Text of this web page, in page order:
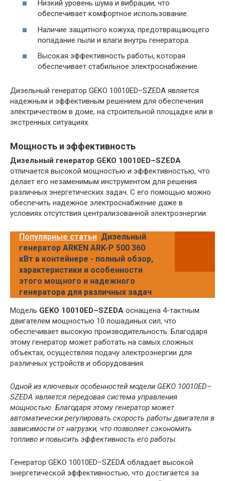
Низкий уровень шума и вибрации, что
обеспечивает комфортное использование.
Наличие защитного кожуха, предотвращающего
попадание пыли и влаги внутрь генератора.
Высокая эффективность работы, которая
обеспечивает стабильное электроснабжение.
Дизельный генератор GEKO 10010ED–SZEDA является
надежным и эффективным решением для обеспечения
электричеством в доме, на строительной площадке или в
экстренных ситуациях.
Мощность и эффективность
Дизельный генератор GEKO 10010ED–SZEDA
отличается высокой мощностью и эффективностью, что
делает его незаменимым инструментом для решения
различных энергетических задач. С его помощью можно
обеспечить надежное электроснабжение даже в
условиях отсутствия централизованной электроэнергии.
Популярные статьи Дизельный
генератор ARKEN ARK-P 500 360
кВт в контейнере - полный обзор,
характеристики и особенности
этого мощного и надежного
генератора для различных задач
Модель GEKO 10010ED–SZEDA оснащена 4-тактным
двигателем мощностью 10 лошадиных сил, что
обеспечивает высокую производительность. Благодаря
этому генератор может работать на самых сложных
объектах, осуществляя подачу электроэнергии для
различных устройств и оборудования.
Одной из ключевых особенностей модели GEKO 10010ED–
SZEDA является передовая система управления
мощностью. Благодаря этому генератор может
автоматически регулировать скорость работы двигателя в
зависимости от нагрузки, что позволяет сэкономить
топливо и повысить эффективность его работы.
Генератор GEKO 10010ED–SZEDA обладает высокой
энергетической эффективностью, что достигается за